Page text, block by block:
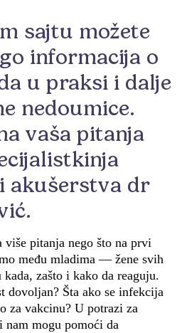
sajtu možete
informacija o
u praksi i dalje
nedoumice.
vaša pitanja
akušerstva dr
pitanja nego što na prvi
među mladima — žene svih
kada, zašto i kako da reaguju.
dovoljan? Šta ako se infekcija
za vakcinu? U potrazi za
mogu pomoći da